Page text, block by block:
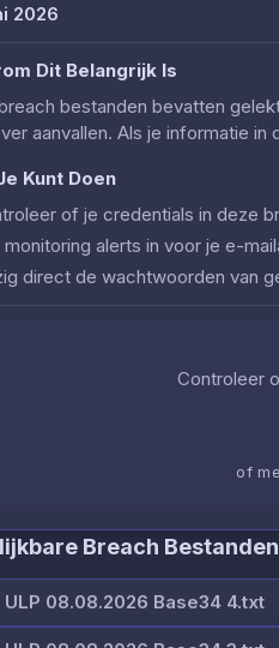
2026
Dit Belangrijk Is
bestanden bevatten
aanvallen. Als je informatie
Kunt Doen
of je credentials in deze
monitoring alerts in voor je e-
direct de wachtwoorden van
Controleer
of
Breach Bestanden
ULP 08.08.2026 Base34 4.txt